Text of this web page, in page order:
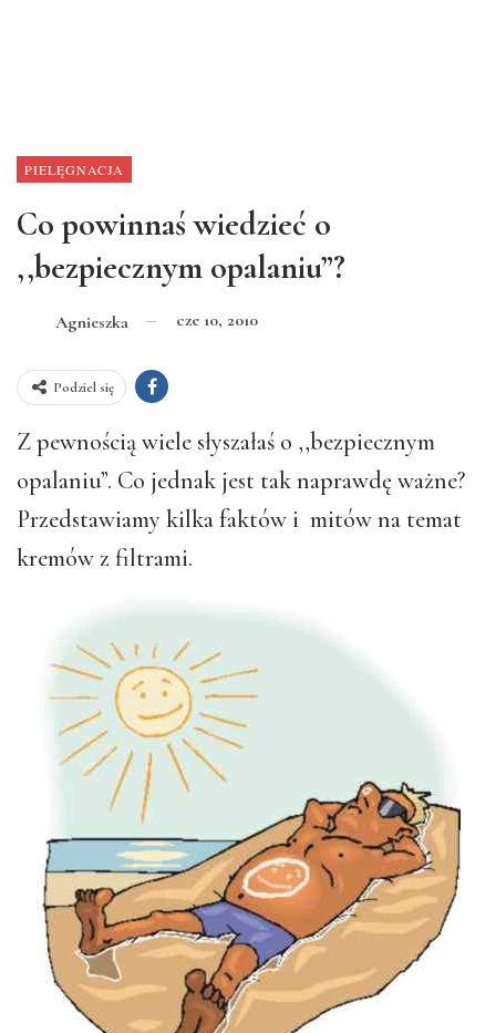
PIELĘGNACJA
Co powinnaś wiedzieć o
,,bezpiecznym opalaniu”?
Agnieszka cze 10, 2010
Podziel się
Z pewnością wiele słyszałaś o ,,bezpiecznym
opalaniu”. Co jednak jest tak naprawdę ważne?
Przedstawiamy kilka faktów i mitów na temat
kremów z filtrami.